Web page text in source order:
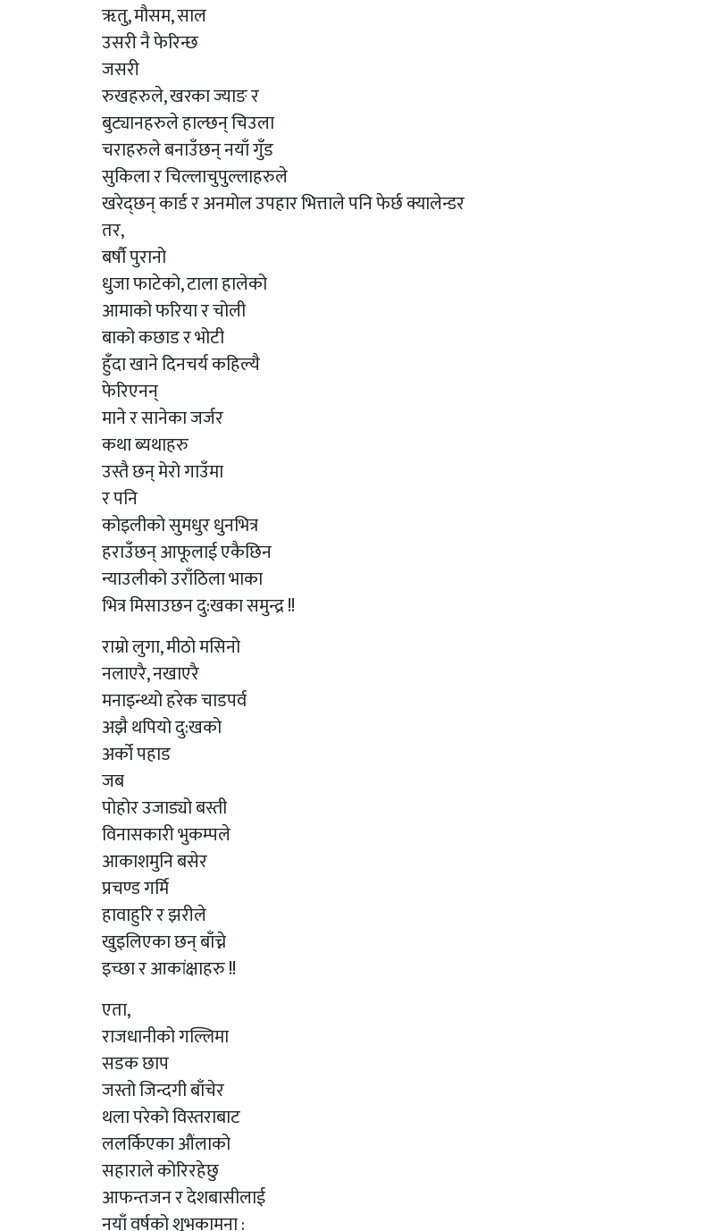
ॠतु, मौसम, साल
उसरी नै फेरिन्छ
जसरी
रुखहरुले, खरका ज्याङ र
बुट्यानहरुले हाल्छन् चिउला
चराहरुले बनाउँछन् नयाँ गुँड
सुकिला र चिल्लाचुपुल्लाहरुले
खरेद्छन् कार्ड र अनमोल उपहार भित्ताले पनि फेर्छ क्यालेन्डर
तर,
बर्षौ पुरानो
धुजा फाटेको, टाला हालेको
आमाको फरिया र चोली
बाको कछाड र भोटी
हुँंदा खाने दिनचर्य कहिल्यै
फेरिएनन्
माने र सानेका जर्जर
कथा ब्यथाहरु
उस्तै छन् मेरो गाउँमा
र पनि
कोइलीको सुमधुर धुनभित्र
हराउँछन् आफूलाई एकैछिन
न्याउलीको उराँठिला भाका
भित्र मिसाउछन दु:खका समुन्द्र !!
राम्रो लुगा, मीठो मसिनो
नलाएरै, नखाएरै
मनाइन्थ्यो हरेक चाडपर्व
अझै थपियो दु:खको
अर्को पहाड
जब
पोहोर उजाड्यो बस्ती
विनासकारी भुकम्पले
आकाशमुनि बसेर
प्रचण्ड गर्मि
हावाहुरि र झरीले
खुइलिएका छन् बाँच्ने
इच्छा र आकांक्षाहरु !!
एता,
राजधानीको गल्लिमा
सडक छाप
जस्तो जिन्दगी बाँचेर
थला परेको विस्तराबाट
ललर्किएका औंलाको
सहाराले कोरिरहेछु
आफन्तजन र देशबासीलाई
नयाँ वर्षको शुभकामना :